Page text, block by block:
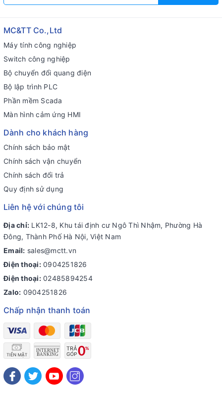
MC&TT Co.,Ltd
Máy tính công nghiệp
Switch công nghiệp
Bộ chuyển đổi quang điện
Bộ lập trình PLC
Phần mềm Scada
Màn hình cảm ứng HMI
Dành cho khách hàng
Chính sách bảo mật
Chính sách vận chuyển
Chính sách đổi trả
Quy định sử dụng
Liên hệ với chúng tôi
Địa chỉ: LK12-8, Khu tái định cư Ngô Thì Nhậm, Phường Hà
Đông, Thành Phố Hà Nội, Việt Nam
Email: sales@mctt.vn
Điện thoại: 0904251826
Điện thoại: 02485894254
Zalo: 0904251826
Chấp nhận thanh toán